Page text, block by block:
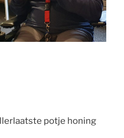
potje honing